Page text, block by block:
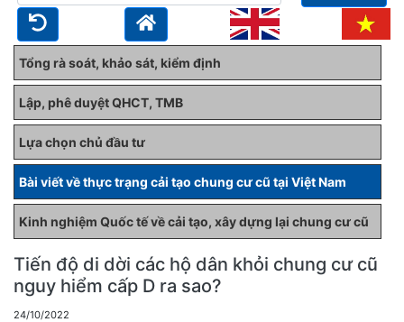
Tổng rà soát, khảo sát, kiểm định
Lập, phê duyệt QHCT, TMB
Lựa chọn chủ đầu tư
Bài viết về thực trạng cải tạo chung cư cũ tại Việt Nam
Kinh nghiệm Quốc tế về cải tạo, xây dựng lại chung cư cũ
Tiến độ di dời các hộ dân khỏi chung cư cũ
nguy hiểm cấp D ra sao?
24/10/2022